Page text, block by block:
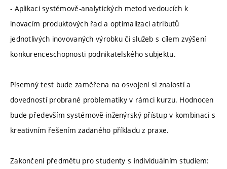
- Aplikaci systémově-analytických metod vedoucích k
inovacím produktových řad a optimalizaci atributů
jednotlivých inovovaných výrobku či služeb s cílem zvýšení
konkurenceschopnosti podnikatelského subjektu.
Písemný test bude zaměřena na osvojení si znalostí a
dovedností probrané problematiky v rámci kurzu. Hodnocen
bude především systémově-inženýrský přístup v kombinaci s
kreativním řešením zadaného příkladu z praxe.
Zakončení předmětu pro studenty s individuálním studiem: